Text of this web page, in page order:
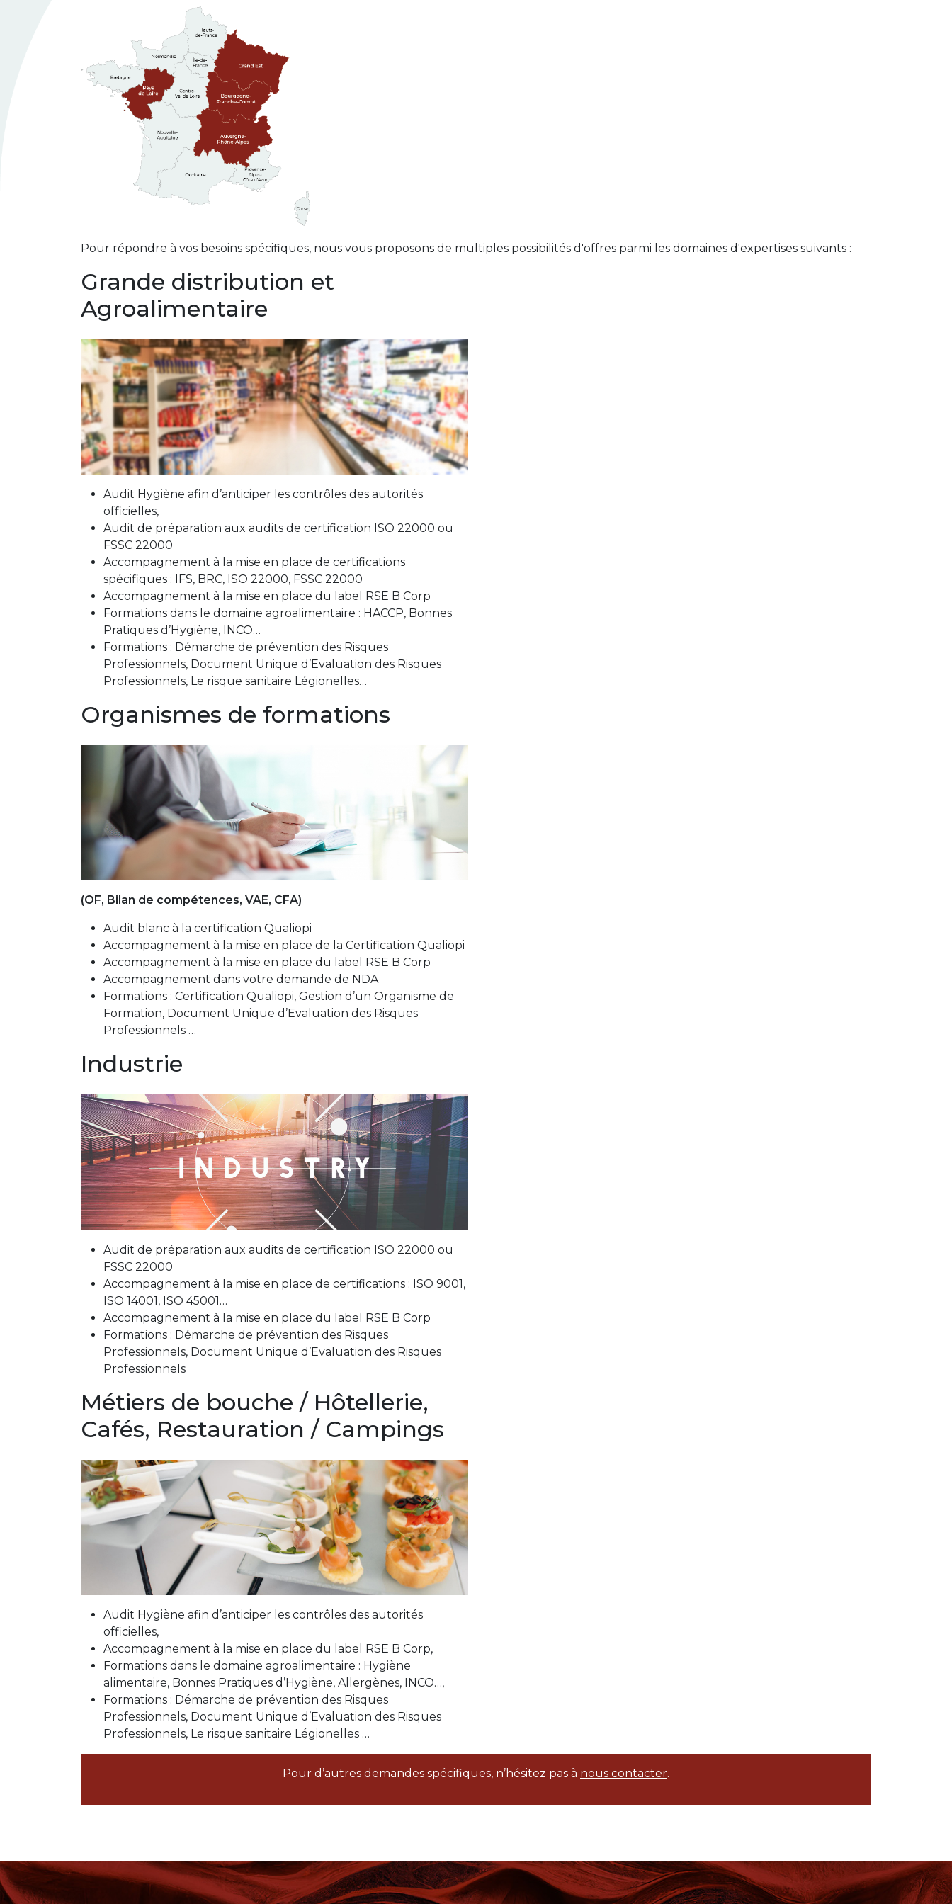
Pour répondre à vos besoins spécifiques, nous vous proposons de multiples possibilités d'offres parmi les domaines d'expertises suivants :
Grande distribution et
Agroalimentaire
Audit Hygiène afin d’anticiper les contrôles des autorités
officielles,
Audit de préparation aux audits de certification ISO 22000 ou
FSSC 22000
Accompagnement à la mise en place de certifications
spécifiques : IFS, BRC, ISO 22000, FSSC 22000
Accompagnement à la mise en place du label RSE B Corp
Formations dans le domaine agroalimentaire : HACCP, Bonnes
Pratiques d’Hygiène, INCO…
Formations : Démarche de prévention des Risques
Professionnels, Document Unique d’Evaluation des Risques
Professionnels, Le risque sanitaire Légionelles…
Organismes de formations
(OF, Bilan de compétences, VAE, CFA)
Audit blanc à la certification Qualiopi
Accompagnement à la mise en place de la Certification Qualiopi
Accompagnement à la mise en place du label RSE B Corp
Accompagnement dans votre demande de NDA
Formations : Certification Qualiopi, Gestion d’un Organisme de
Formation, Document Unique d’Evaluation des Risques
Professionnels …
Industrie
Audit de préparation aux audits de certification ISO 22000 ou
FSSC 22000
Accompagnement à la mise en place de certifications : ISO 9001,
ISO 14001, ISO 45001…
Accompagnement à la mise en place du label RSE B Corp
Formations : Démarche de prévention des Risques
Professionnels, Document Unique d’Evaluation des Risques
Professionnels
Métiers de bouche / Hôtellerie,
Cafés, Restauration / Campings
Audit Hygiène afin d’anticiper les contrôles des autorités
officielles,
Accompagnement à la mise en place du label RSE B Corp,
Formations dans le domaine agroalimentaire : Hygiène
alimentaire, Bonnes Pratiques d’Hygiène, Allergènes, INCO…,
Formations : Démarche de prévention des Risques
Professionnels, Document Unique d’Evaluation des Risques
Professionnels, Le risque sanitaire Légionelles …
Pour d’autres demandes spécifiques, n’hésitez pas à nous contacter.